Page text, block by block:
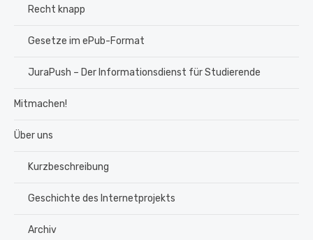
Recht knapp
Gesetze im ePub-Format
JuraPush – Der Informationsdienst für Studierende
Mitmachen!
Über uns
Kurzbeschreibung
Geschichte des Internetprojekts
Archiv